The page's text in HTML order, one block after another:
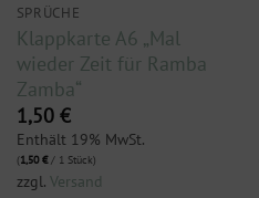
SPRÜCHE
Klappkarte A6 „Mal
wieder Zeit für Ramba
Zamba“
1,50 €
Enthält 19% MwSt.
(1,50€/ 1 Stück)
zzgl. Versand